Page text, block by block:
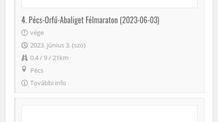
4. Pécs-Orfű-Abaliget Félmaraton (2023-06-03)
vége
2023. június 3. (szo)
0.4 / 9 / 21km
Pécs
További info